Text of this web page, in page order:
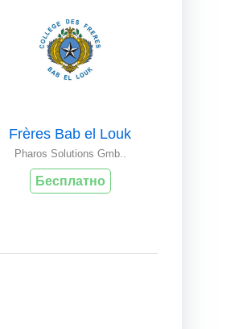
Frères Bab el Louk
Pharos Solutions Gmb..
Бесплатно